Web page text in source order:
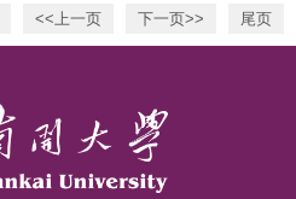
<<上一页 下一页>> 尾页